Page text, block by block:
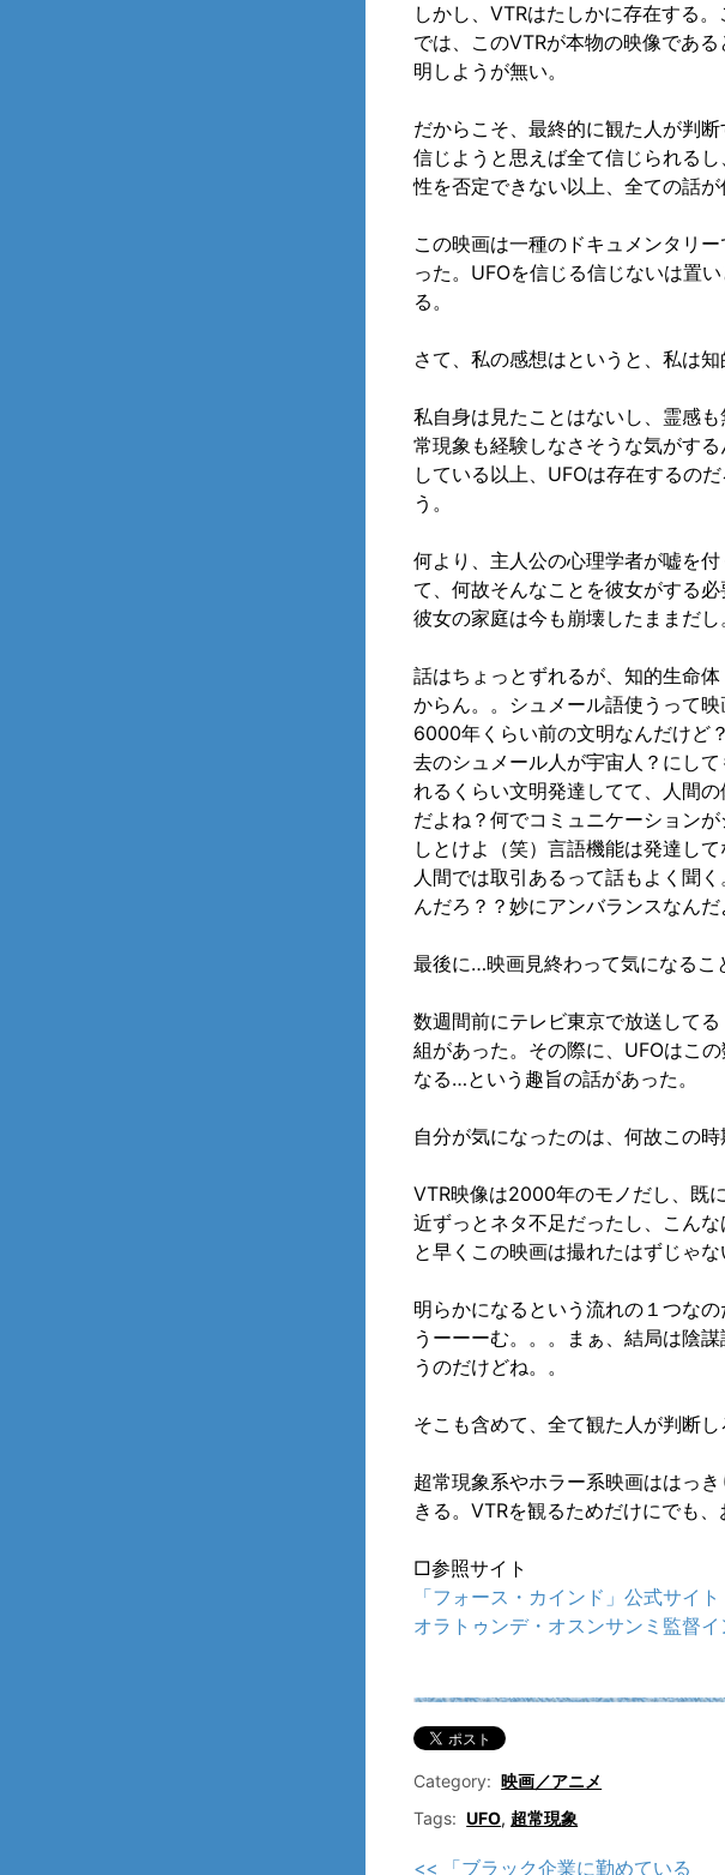
しかし、VTRはたしかに存在する。
では、このVTRが本物の映像であ
明しようが無い。
だからこそ、最終的に観た人が判断
信じようと思えば全て信じられる
性を否定できない以上、全ての話が
この映画は一種のドキュメンタリ
った。UFOを信じる信じないは置
る。
さて、私の感想はというと、私は
私自身は見たことはないし、霊感
常現象も経験しなさそうな気がす
している以上、UFOは存在するの
う。
何より、主人公の心理学者が嘘を
て、何故そんなことを彼女がする
彼女の家庭は今も崩壊したままだ
話はちょっとずれるが、知的生命
からん。。シュメール語使うって
6000年くらい前の文明なんだけど
去のシュメール人が宇宙人？にし
れるくらい文明発達してて、人間
だよね？何でコミュニケーション
しとけよ（笑）言語機能は発達し
人間では取引あるって話もよく聞
んだろ？？妙にアンバランスなん
最後に…映画見終わって気になるこ
数週間前にテレビ東京で放送して
組があった。その際に、UFOはこ
なる…という趣旨の話があった。
自分が気になったのは、何故この
VTR映像は2000年のモノだし、既
近ずっとネタ不足だったし、こん
と早くこの映画は撮れたはずじゃな
明らかになるという流れの１つなの
うーーーむ。。。まぁ、結局は陰
うのだけどね。。
そこも含めて、全て観た人が判断し
超常現象系やホラー系映画ははっ
きる。VTRを観るためだけにでも
□参照サイト
「フォース・カインド」公式サイト
オラトゥンデ・オスンサンミ監督
Category:映画／アニメ
Tags:UFO, 超常現象
<< 「ブラック企業に勤めている